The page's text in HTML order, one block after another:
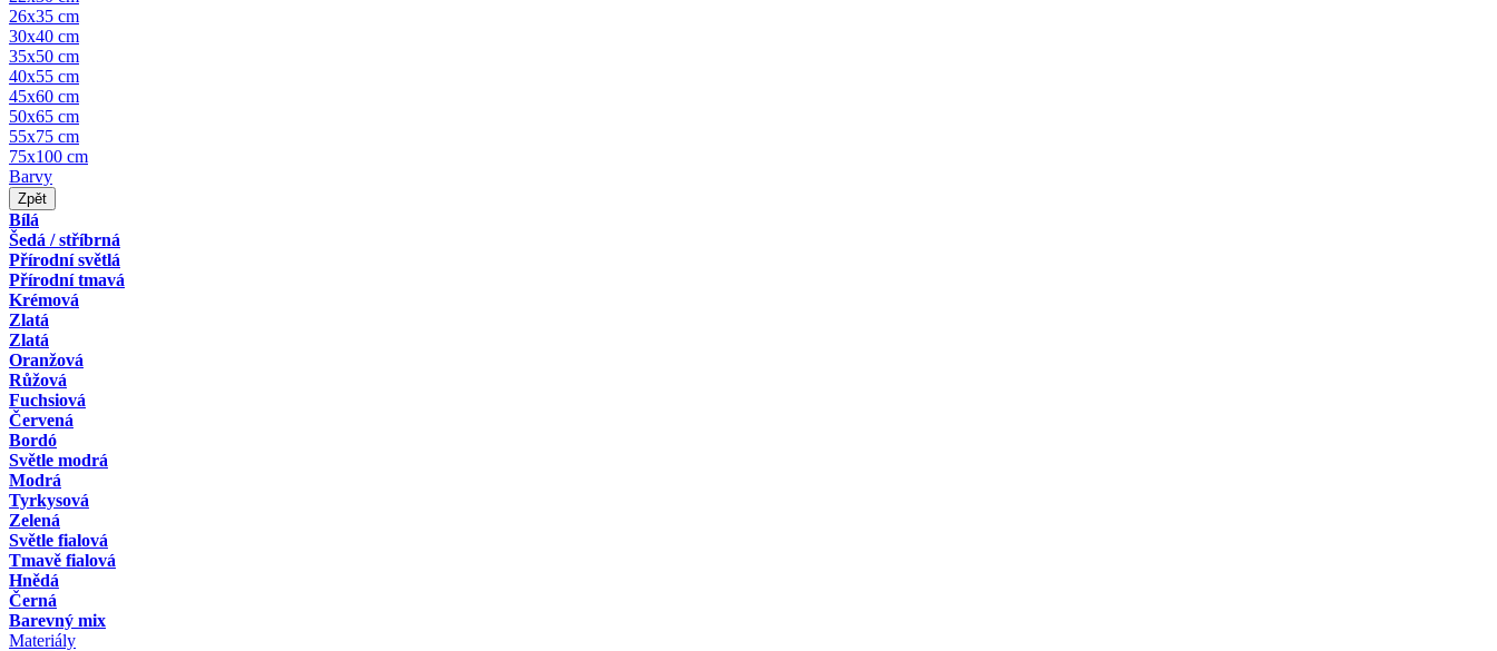
26x35 cm
30x40 cm
35x50 cm
40x55 cm
45x60 cm
50x65 cm
55x75 cm
75x100 cm
Barvy
Zpět
Bílá
Šedá / stříbrná
Přírodní světlá
Přírodní tmavá
Krémová
Zlatá
Zlatá
Oranžová
Růžová
Fuchsiová
Červená
Bordó
Světle modrá
Modrá
Tyrkysová
Zelená
Světle fialová
Tmavě fialová
Hnědá
Černá
Barevný mix
Materiály